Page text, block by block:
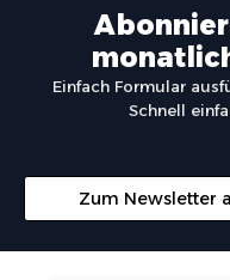
Einfach Formular
Schnell
Zum Newsletter